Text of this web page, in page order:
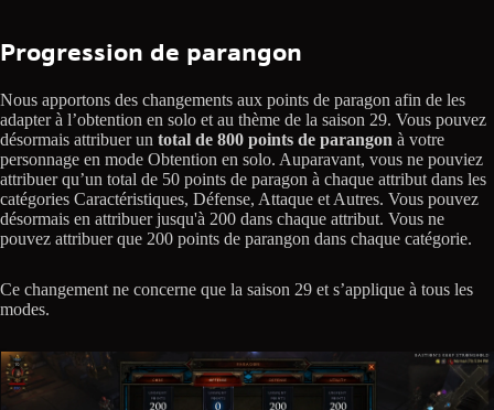
Progression de parangon
Nous apportons des changements aux points de paragon afin de les
adapter à l’obtention en solo et au thème de la saison 29. Vous pouvez
désormais attribuer un total de 800 points de parangon à votre
personnage en mode Obtention en solo. Auparavant, vous ne pouviez
attribuer qu’un total de 50 points de paragon à chaque attribut dans les
catégories Caractéristiques, Défense, Attaque et Autres. Vous pouvez
désormais en attribuer jusqu'à 200 dans chaque attribut. Vous ne
pouvez attribuer que 200 points de parangon dans chaque catégorie.
Ce changement ne concerne que la saison 29 et s’applique à tous les
modes.